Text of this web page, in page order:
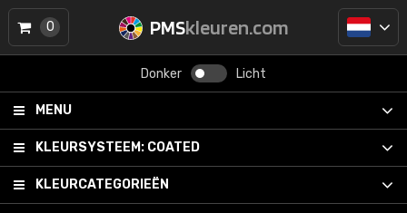
PMSkleuren.com
Donker Licht
MENU
KLEURSYSTEEM: COATED
KLEURCATEGORIEËN
0